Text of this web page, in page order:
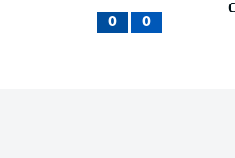
0 0